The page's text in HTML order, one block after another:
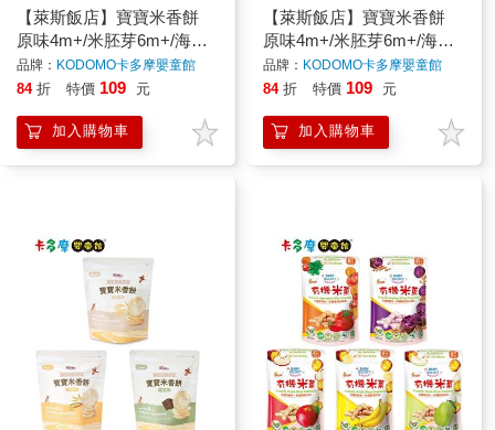
【萊斯飯店】寶寶米香餅
原味4m+/米胚芽6m+/海苔
12m+ 30g 米餅 寶寶米餅 無
糖 無添加｜卡多摩
品牌： KODOMO卡多摩嬰童館
84 折 特價 109 元
加入購物車
【萊斯飯店】寶寶米香餅
原味4m+/米胚芽6m+/海苔
12m+ 30g 米餅 寶寶米餅 無
糖 無添加｜卡多摩
品牌： KODOMO卡多摩嬰童館
84 折 特價 109 元
加入購物車